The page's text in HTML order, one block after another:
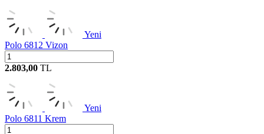
Yeni
Polo 6812 Vizon
2.803,00 TL
Yeni
Polo 6811 Krem